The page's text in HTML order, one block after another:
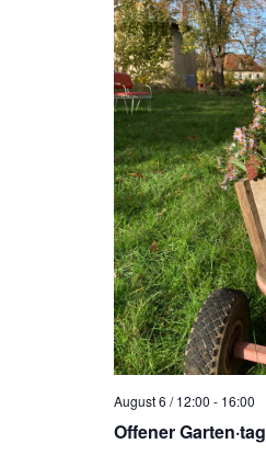
Offener Garten·tag
August 6 / 12:00 - 16:00